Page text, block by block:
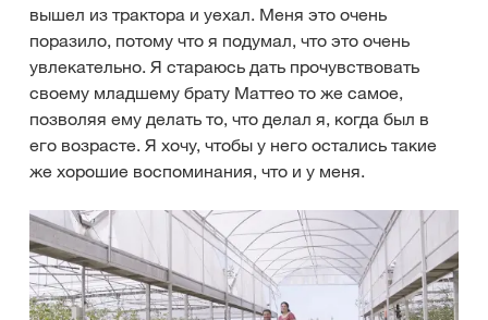
вышел из трактора и уехал. Меня это очень
поразило, потому что я подумал, что это очень
увлекательно. Я стараюсь дать прочувствовать
своему младшему брату Маттео то же самое,
позволяя ему делать то, что делал я, когда был в
его возрасте. Я хочу, чтобы у него остались такие
же хорошие воспоминания, что и у меня.